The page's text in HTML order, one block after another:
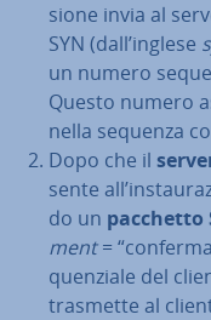
sio­ne invia al
SYN (dall’inglese
un numero
Questo numero
nella sequenza
Dopo che il
sen­te
do un pacchetto
ment=
quen­zia­le del
trasmette al